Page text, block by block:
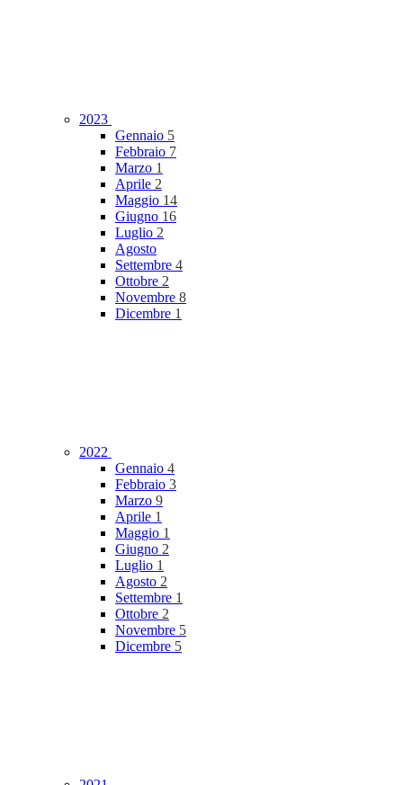
2023
Gennaio 5
Febbraio 7
Marzo 1
Aprile 2
Maggio 14
Giugno 16
Luglio 2
Agosto
Settembre 4
Ottobre 2
Novembre 8
Dicembre 1
2022
Gennaio 4
Febbraio 3
Marzo 9
Aprile 1
Maggio 1
Giugno 2
Luglio 1
Agosto 2
Settembre 1
Ottobre 2
Novembre 5
Dicembre 5